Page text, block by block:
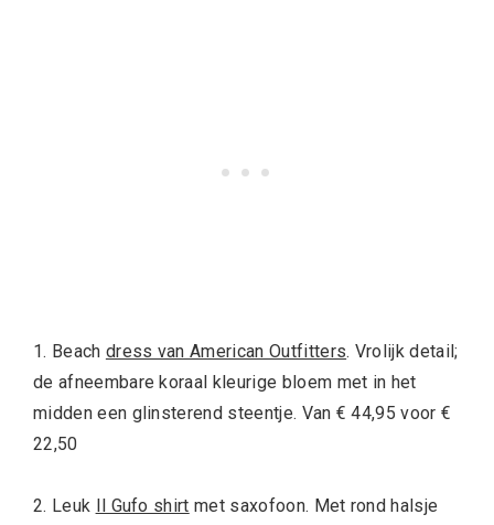
1. Beach dress van American Outfitters. Vrolijk detail;
de afneembare koraal kleurige bloem met in het
midden een glinsterend steentje. Van € 44,95 voor €
22,50
2. Leuk Il Gufo shirt met saxofoon. Met rond halsje